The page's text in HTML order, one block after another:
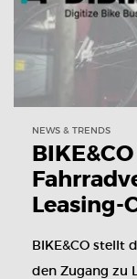
NEWS & TRENDS
Leasing-
BIKE&CO stellt
den Zugang zu